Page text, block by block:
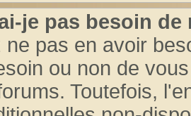
je pas besoin de
ne pas en avoir
ou non de
Toutefois,